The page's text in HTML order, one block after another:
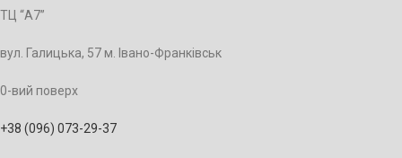
ТЦ “А7”
вул. Галицька, 57 м. Івано-Франківськ
0-вий поверх
+38 (096) 073-29-37